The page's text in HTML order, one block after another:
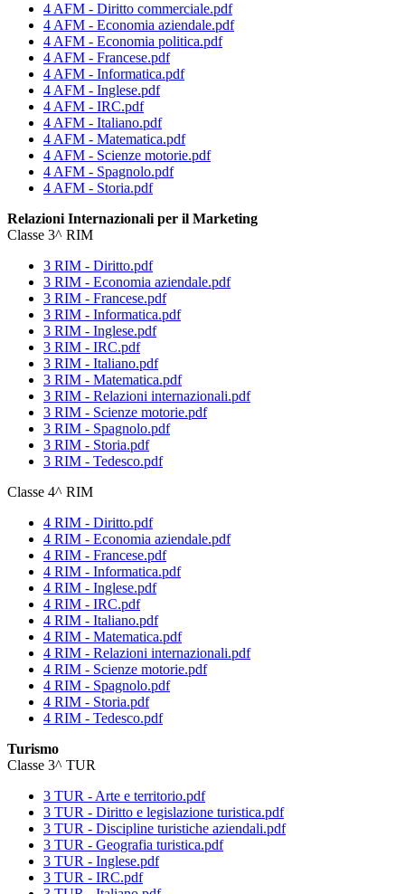
4 AFM - Diritto commerciale.pdf
4 AFM - Economia aziendale.pdf
4 AFM - Economia politica.pdf
4 AFM - Francese.pdf
4 AFM - Informatica.pdf
4 AFM - Inglese.pdf
4 AFM - IRC.pdf
4 AFM - Italiano.pdf
4 AFM - Matematica.pdf
4 AFM - Scienze motorie.pdf
4 AFM - Spagnolo.pdf
4 AFM - Storia.pdf
Relazioni Internazionali per il Marketing
Classe 3^ RIM
3 RIM - Diritto.pdf
3 RIM - Economia aziendale.pdf
3 RIM - Francese.pdf
3 RIM - Informatica.pdf
3 RIM - Inglese.pdf
3 RIM - IRC.pdf
3 RIM - Italiano.pdf
3 RIM - Matematica.pdf
3 RIM - Relazioni internazionali.pdf
3 RIM - Scienze motorie.pdf
3 RIM - Spagnolo.pdf
3 RIM - Storia.pdf
3 RIM - Tedesco.pdf
Classe 4^ RIM
4 RIM - Diritto.pdf
4 RIM - Economia aziendale.pdf
4 RIM - Francese.pdf
4 RIM - Informatica.pdf
4 RIM - Inglese.pdf
4 RIM - IRC.pdf
4 RIM - Italiano.pdf
4 RIM - Matematica.pdf
4 RIM - Relazioni internazionali.pdf
4 RIM - Scienze motorie.pdf
4 RIM - Spagnolo.pdf
4 RIM - Storia.pdf
4 RIM - Tedesco.pdf
Turismo
Classe 3^ TUR
3 TUR - Arte e territorio.pdf
3 TUR - Diritto e legislazione turistica.pdf
3 TUR - Discipline turistiche aziendali.pdf
3 TUR - Geografia turistica.pdf
3 TUR - Inglese.pdf
3 TUR - IRC.pdf